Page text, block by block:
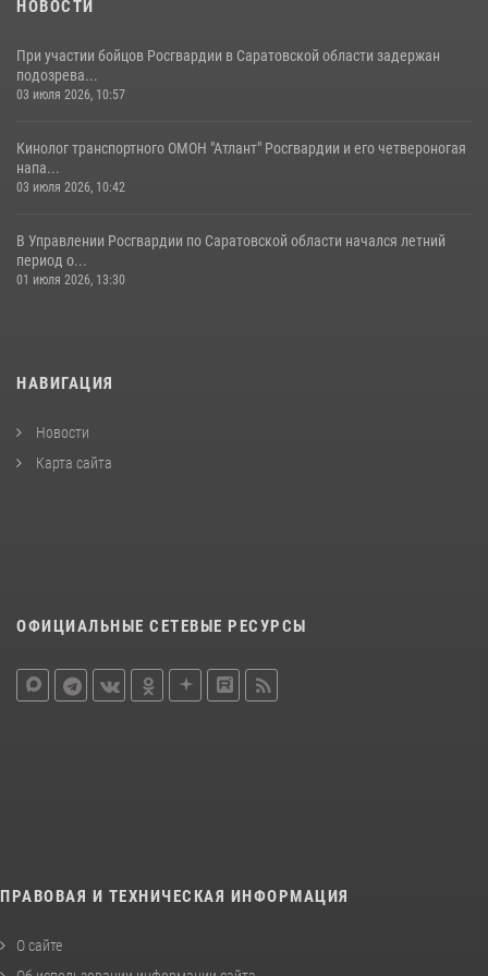
НОВОСТИ
При участии бойцов Росгвардии в Саратовской области задержан
подозрева...
03 июля 2026, 10:57
Кинолог транспортного ОМОН "Атлант" Росгвардии и его четвероногая
напа...
03 июля 2026, 10:42
В Управлении Росгвардии по Саратовской области начался летний
период о...
01 июля 2026, 13:30
НАВИГАЦИЯ
Новости
Карта сайта
ОФИЦИАЛЬНЫЕ СЕТЕВЫЕ РЕСУРСЫ
ПРАВОВАЯ И ТЕХНИЧЕСКАЯ ИНФОРМАЦИЯ
О сайте